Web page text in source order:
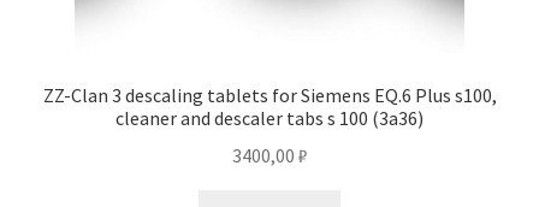
ZZ-Clan 3 descaling tablets for Siemens EQ.6 Plus s100,
cleaner and descaler tabs s 100 (3a36)
3400,00 ₽